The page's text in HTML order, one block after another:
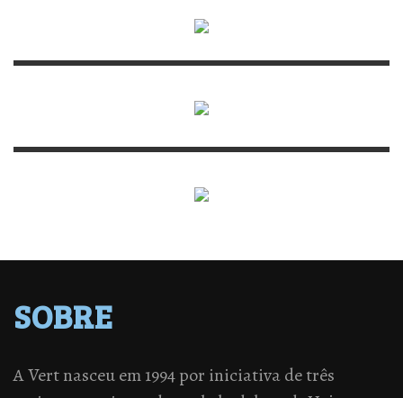
SOBRE
A Vert nasceu em 1994 por iniciativa de três